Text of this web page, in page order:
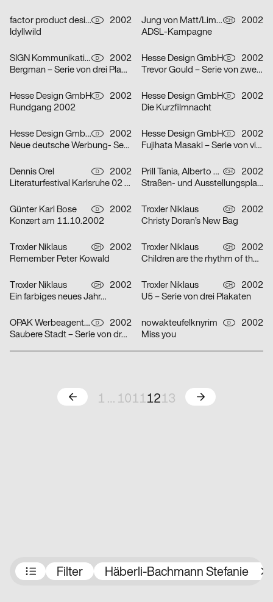
Preisträger:innen
Filter Häberli-Bachmann Stefanie
factor product designagentur D
2002
Idyllwild
Jung von Matt/Limmat AG CH
2002
ADSL-Kampagne
SIGN Kommunikation GmbH D
2002
Bergman – Serie von drei Plakaten
Hesse Design GmbH D
2002
Trevor Gould – Serie von zwei Plakaten
Hesse Design GmbH D
2002
Rundgang 2002
Hesse Design GmbH D
2002
Die Kurzfilmnacht
Hesse Design GmbH, Arthur Marek, Guido Heffels, Christian Boros, nowakteufelknyrim D
2002
Neue deutsche Werbung- Serie von drei Plakaten
Hesse Design GmbH D
2002
Fujihata Masaki – Serie von vier Plakaten
Dennis Orel D
2002
Literaturfestival Karlsruhe 02 – Serie von drei Plakaten
Prill Tania, Alberto Vieceli CH
2002
Straßen- und Ausstellungsplakate: Stand der Dinge: Neustes Wohnen in Zürich – Serie von sechs Plakaten
Günter Karl Bose D
2002
Konzert am 11.10.2002
Troxler Niklaus CH
2002
Christy Doran’s New Bag
Troxler Niklaus CH
2002
Remember Peter Kowald
Troxler Niklaus CH
2002
Children are the rhythm of the world
Troxler Niklaus CH
2002
Ein farbiges neues Jahr…
Troxler Niklaus CH
2002
U5 – Serie von drei Plakaten
OPAK Werbeagentur D
2002
Saubere Stadt – Serie von drei Plakaten
nowakteufelknyrim D
2002
Miss you
Zurück
1 … 10111213